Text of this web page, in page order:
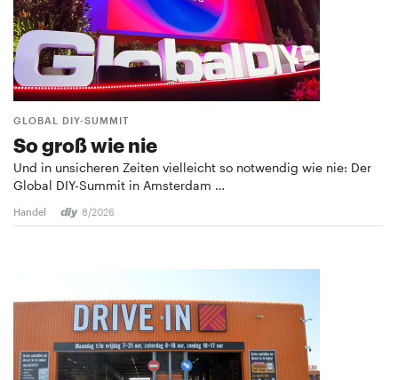
GLOBAL DIY-SUMMIT
So groß wie nie
Und in unsicheren Zeiten vielleicht so notwendig wie nie: Der
Global DIY-Summit in Amsterdam …
Handel 8/2026